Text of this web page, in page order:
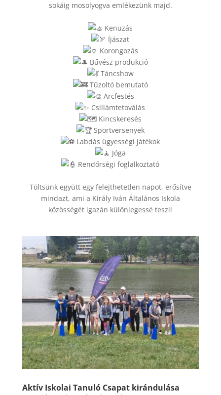
sokáig mosolyogva emlékezünk majd.
Kenuzás
Íjászat
Korongozás
Bűvész produkció
Táncshow
Tűzoltó bemutató
Arcfestés
Csillámtetoválás
Kincskeresés
Sportversenyek
Labdás ügyességi játékok
Jóga
Rendőrségi foglalkoztató
Töltsünk együtt egy felejthetetlen napot, erősítve
mindazt, ami a Király Iván Általános Iskola
közösségét igazán különlegessé teszi!
Aktív Iskolai Tanuló Csapat kirándulása